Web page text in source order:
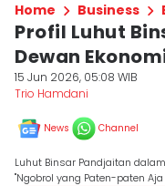
Home Business
Profil Luhut
Dewan
15 Jun 2026, 05:08 WIB
Trio Hamdani
News Channel
Luhut Binsar Pandjaitan
"Ngobrol yang Paten-paten